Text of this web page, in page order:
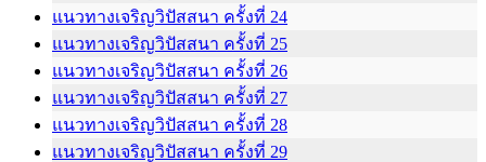
แนวทางเจริญวิปัสสนา ครั้งที่ 24
แนวทางเจริญวิปัสสนา ครั้งที่ 25
แนวทางเจริญวิปัสสนา ครั้งที่ 26
แนวทางเจริญวิปัสสนา ครั้งที่ 27
แนวทางเจริญวิปัสสนา ครั้งที่ 28
แนวทางเจริญวิปัสสนา ครั้งที่ 29